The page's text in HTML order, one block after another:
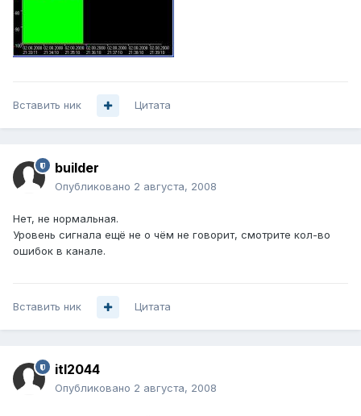
Вставить ник Цитата
builder
Опубликовано 2 августа, 2008
Нет, не нормальная.
Уровень сигнала ещё не о чём не говорит, смотрите кол-во
ошибок в канале.
Вставить ник Цитата
itl2044
Опубликовано 2 августа, 2008